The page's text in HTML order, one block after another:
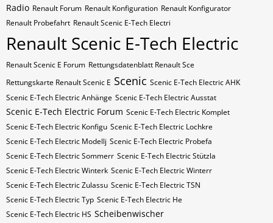
Radio Renault Forum Renault Konfiguration Renault Konfigurator
Renault Probefahrt Renault Scenic E-Tech Electri
Renault Scenic E-Tech Electric
Renault Scenic E Forum Rettungsdatenblatt Renault Sce
Rettungskarte Renault Scenic E Scenic Scenic E-Tech Electric AHK
Scenic E-Tech Electric Anhänge Scenic E-Tech Electric Ausstat
Scenic E-Tech Electric Forum Scenic E-Tech Electric Komplet
Scenic E-Tech Electric Konfigu Scenic E-Tech Electric Lochkre
Scenic E-Tech Electric Modellj Scenic E-Tech Electric Probefa
Scenic E-Tech Electric Sommerr Scenic E-Tech Electric Stützla
Scenic E-Tech Electric Winterk Scenic E-Tech Electric Winterr
Scenic E-Tech Electric Zulassu Scenic E-Tech Electric​​​​ TSN
Scenic E-Tech Electric​​​​ Typ Scenic E-Tech Electric​​​​​ He
Scenic E-Tech Electric​​​​​ HS Scheibenwischer